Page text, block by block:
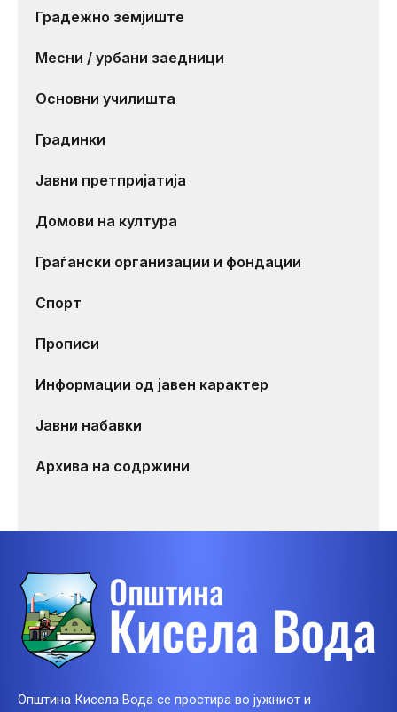
Градежно земјиште
Месни / урбани заедници
Основни училишта
Градинки
Јавни претпријатија
Домови на култура
Граѓански организации и фондации
Спорт
Прописи
Информации од јавен карактер
Јавни набавки
Архива на содржини
Општина Кисела Вода се простира во јужниот и